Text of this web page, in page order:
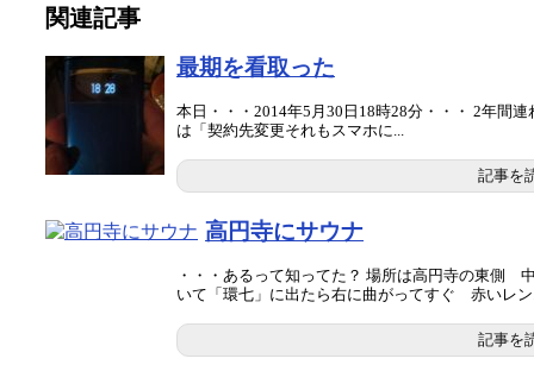
関連記事
最期を看取った
本日・・・2014年5月30日18時28分・・・ 2年間
は「契約先変更それもスマホに...
記事を
高円寺にサウナ
・・・あるって知ってた？ 場所は高円寺の東側
いて「環七」に出たら右に曲がってすぐ 赤いレン
記事を